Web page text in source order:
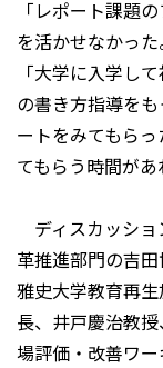
「レポート課題
を活かせなかった
「大学に入学し
の書き方指導を
ートをみてもら
てもらう時間があ
ディスカッショ
革推進部門の吉
雅史大学教育再
長、井戸慶治教
場評価・改善ワ